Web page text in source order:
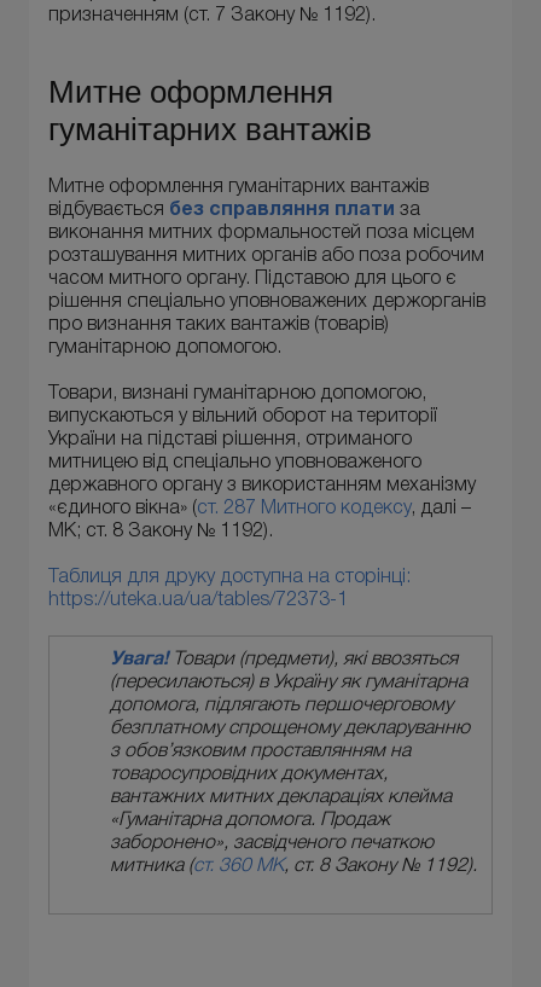
призначенням (ст. 7 Закону № 1192).
Митне оформлення
гуманітарних вантажів
Митне оформлення гуманітарних вантажів
відбувається без справляння плати за
виконання митних формальностей поза місцем
розташування митних органів або поза робочим
часом митного органу. Підставою для цього є
рішення спеціально уповноважених держорганів
про визнання таких вантажів (товарів)
гуманітарною допомогою.
Товари, визнані гуманітарною допомогою,
випускаються у вільний оборот на території
України на підставі рішення, отриманого
митницею від спеціально уповноваженого
державного органу з використанням механізму
«єдиного вікна» (ст. 287 Митного кодексу, далі –
МК; ст. 8 Закону № 1192).
Таблиця для друку доступна на сторінці:
https://uteka.ua/ua/tables/72373-1
Увага!Товари (предмети), які ввозяться
(пересилаються) в Україну як гуманітарна
допомога, підлягають першочерговому
безплатному спрощеному декларуванню
з обо­в’яз­ковим проставлянням на
товаросупровідних документах,
вантажних митних деклараціях клейма
«Гуманітарна допомога. Продаж
заборонено», засвідченого печаткою
митника (ст. 360 МК, ст. 8 Закону № 1192).